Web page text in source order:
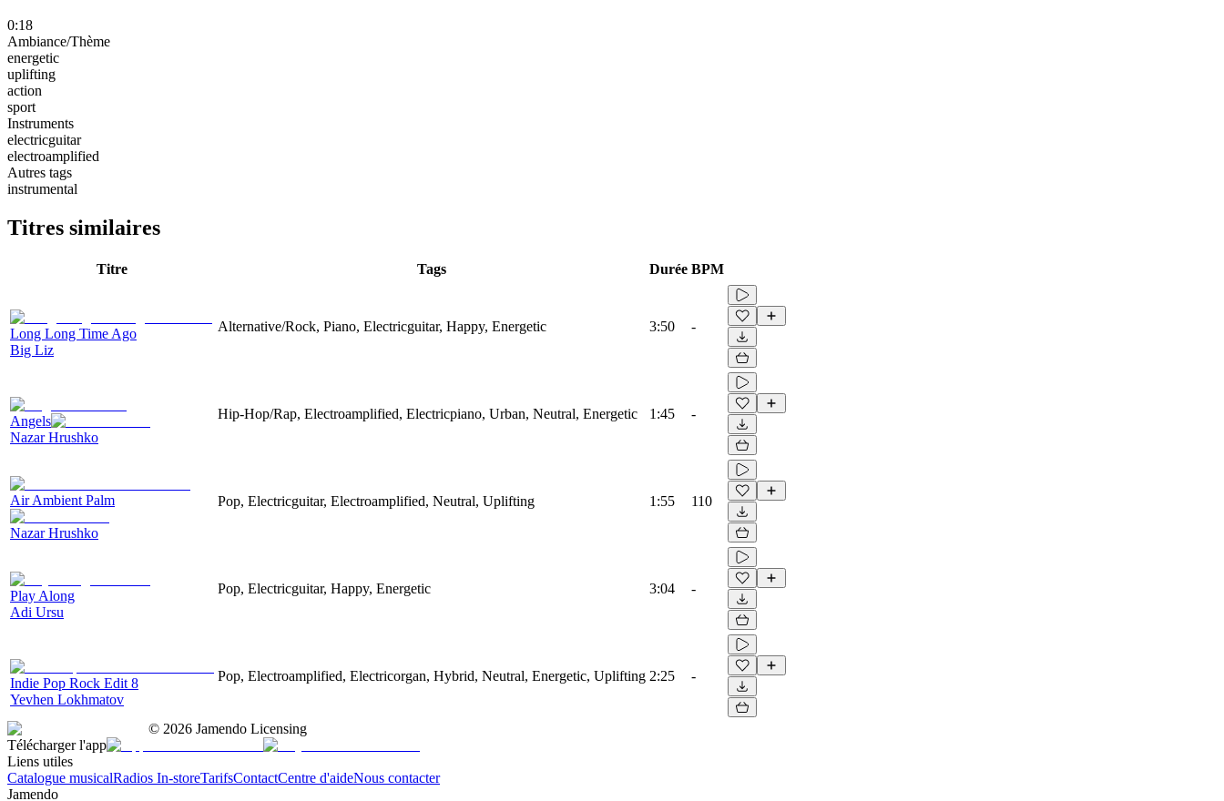
0:18
Ambiance/Thème
energetic
uplifting
action
sport
Instruments
electricguitar
electroamplified
Autres tags
instrumental
Titres similaires
Titre Tags Durée BPM
Long Long Time Ago
Big Liz
Alternative/Rock, Piano, Electricguitar, Happy, Energetic 3:50 -
Angels
Nazar Hrushko
Hip-Hop/Rap, Electroamplified, Electricpiano, Urban, Neutral, Energetic 1:45 -
Air Ambient Palm
Nazar Hrushko
Pop, Electricguitar, Electroamplified, Neutral, Uplifting 1:55 110
Play Along
Adi Ursu
Pop, Electricguitar, Happy, Energetic 3:04 -
Indie Pop Rock Edit 8
Yevhen Lokhmatov
Pop, Electroamplified, Electricorgan, Hybrid, Neutral, Energetic, Uplifting 2:25 -
© 2026 Jamendo Licensing
Télécharger l'app
Liens utiles
Catalogue musicalRadios In-storeTarifsContactCentre d'aideNous contacter
Jamendo